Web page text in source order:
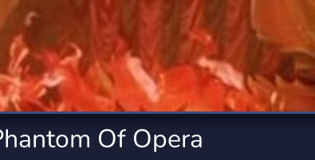
1,147 Servers 111 Servers
Reality
Servers
Writing
1,154 Servers
Xbox
233 Servers
Servers Of Opera